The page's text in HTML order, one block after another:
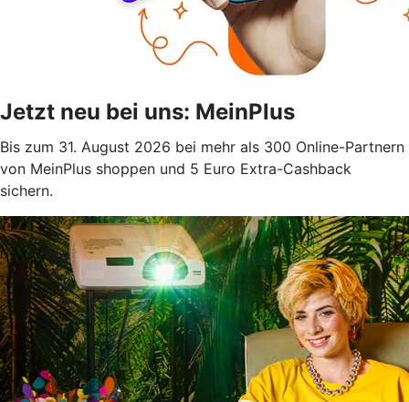
Jetzt neu bei uns: MeinPlus
Bis zum 31. August 2026 bei mehr als 300 Online-Partnern
von MeinPlus shoppen und 5 Euro Extra-Cashback
sichern.